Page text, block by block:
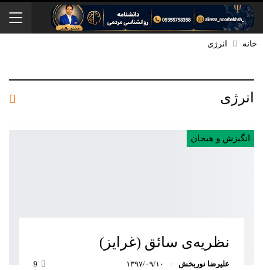
خانه انرژی
انرژی
انگیزش و هیجان
نظریه‌ی سائق (غرایز)
علیرضا نوربخش ۱۳۹۷/۰۹/۱۰